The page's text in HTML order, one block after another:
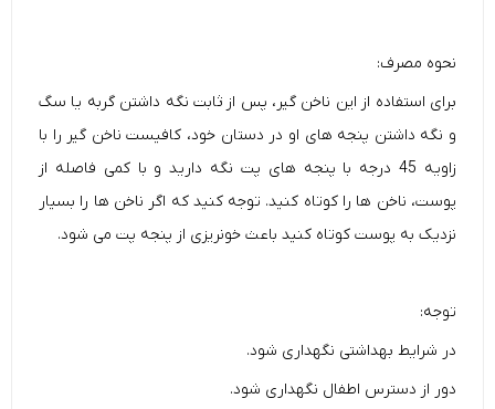
نحوه مصرف:
برای استفاده از این ناخن گیر، پس از ثابت نگه داشتن گربه یا سگ
و نگه داشتن پنجه های او در دستان خود، کافیست ناخن گیر را با
زاویه 45 درجه با پنجه های پت نگه دارید و با کمی فاصله از
پوست، ناخن ها را کوتاه کنید. توجه کنید که اگر ناخن ها را بسیار
نزدیک به پوست کوتاه کنید باعث خونریزی از پنجه پت می شود.
توجه:
در شرایط بهداشتی نگهداری شود.
دور از دسترس اطفال نگهداری شود.